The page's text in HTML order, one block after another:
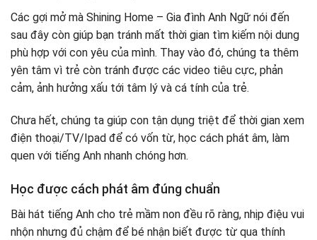
Các gợi mở mà Shining Home – Gia đình Anh Ngữ nói đến
sau đây còn giúp bạn tránh mất thời gian tìm kiếm nội dung
phù hợp với con yêu của mình. Thay vào đó, chúng ta thêm
yên tâm vì trẻ còn tránh được các video tiêu cực, phản
cảm, ảnh hưởng xấu tới tâm lý và cá tính của trẻ.
Chưa hết, chúng ta giúp con tận dụng triệt để thời gian xem
điện thoại/TV/Ipad để có vốn từ, học cách phát âm, làm
quen với tiếng Anh nhanh chóng hơn.
Học được cách phát âm đúng chuẩn
Bài hát tiếng Anh cho trẻ mầm non đều rõ ràng, nhịp điệu vui
nhộn nhưng đủ chậm để bé nhận biết được từ qua thính